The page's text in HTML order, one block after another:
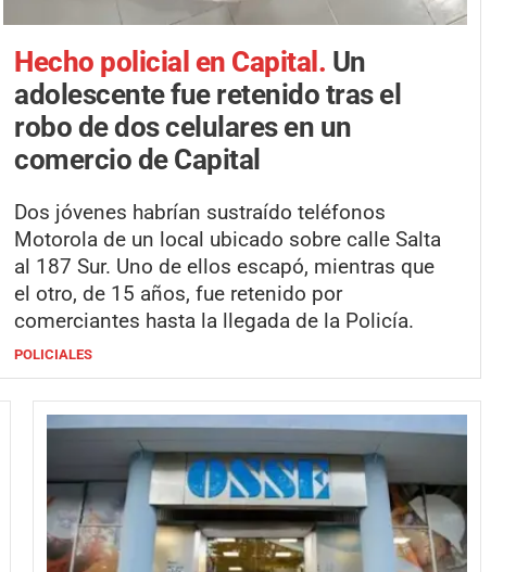
Hecho policial en Capital. Un
adolescente fue retenido tras el
robo de dos celulares en un
comercio de Capital
Dos jóvenes habrían sustraído teléfonos
Motorola de un local ubicado sobre calle Salta
al 187 Sur. Uno de ellos escapó, mientras que
el otro, de 15 años, fue retenido por
comerciantes hasta la llegada de la Policía.
POLICIALES